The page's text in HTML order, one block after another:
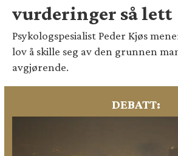
vurderinger så lett
Psykologspesialist Peder Kjøs
lov å skille seg av den grunnen
avgjørende.
DEBATT: